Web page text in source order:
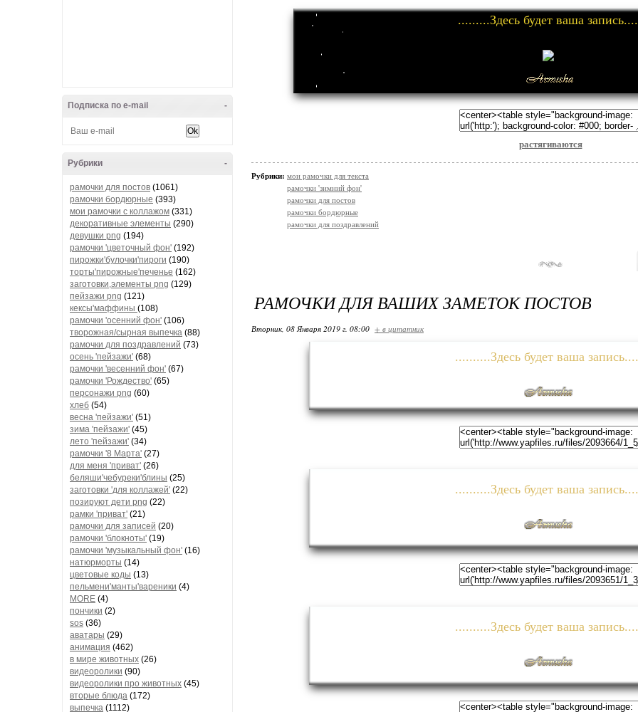
-
Подписка по e-mail
-
Рубрики
рамочки для постов (1061)
рамочки бордюрные (393)
мои рамочки с коллажом (331)
декоративные элементы (290)
девушки png (194)
рамочки 'цветочный фон' (192)
пирожки'булочки'пироги (190)
торты'пирожные'печенье (162)
заготовки,элементы png (129)
пейзажи png (121)
кексы'маффины (108)
рамочки 'осенний фон' (106)
творожная/сырная выпечка (88)
рамочки для поздравлений (73)
осень 'пейзажи' (68)
рамочки 'весенний фон' (67)
рамочки 'Рождество' (65)
персонажи png (60)
хлеб (54)
весна 'пейзажи' (51)
зима 'пейзажи' (45)
лето 'пейзажи' (34)
рамочки '8 Марта' (27)
для меня 'приват' (26)
беляши'чебуреки'блины (25)
заготовки 'для коллажей' (22)
позируют дети png (22)
рамки 'приват' (21)
рамочки для записей (20)
рамочки 'блокноты' (19)
рамочки 'музыкальный фон' (16)
натюрморты (14)
цветовые коды (13)
пельмени'манты'вареники (4)
MORE (4)
пончики (2)
sos (36)
аватары (29)
анимация (462)
в мире животных (26)
видеоролики (90)
видеоролики про животных (45)
вторые блюда (172)
выпечка (1112)
.........Здесь будет ваша
растягиваются
Рубрики: мои рамочки для текста
рамочки 'зимний фон'
рамочки для постов
рамочки бордюрные
рамочки для поздравлений
РАМОЧКИ ДЛЯ ВАШИХ ЗАМЕТОК ПОСТОВ
Вторник, 08 Января 2019 г. 08:00 + в цитатник
..........Здесь будет ваша
..........Здесь будет ваша
..........Здесь будет ваша